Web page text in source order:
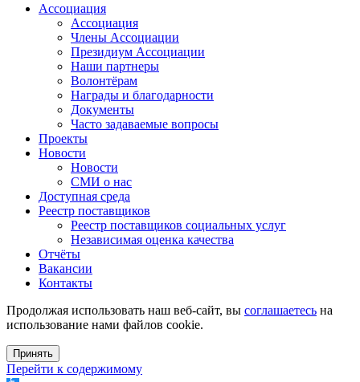
Ассоциация
Ассоциация
Члены Ассоциации
Президиум Ассоциации
Наши партнеры
Волонтёрам
Награды и благодарности
Документы
Часто задаваемые вопросы
Проекты
Новости
Новости
СМИ о нас
Доступная среда
Реестр поставщиков
Реестр поставщиков социальных услуг
Независимая оценка качества
Отчёты
Вакансии
Контакты
Продолжая использовать наш веб-сайт, вы соглашаетесь на
использование нами файлов cookie.
Принять
Перейти к содержимому